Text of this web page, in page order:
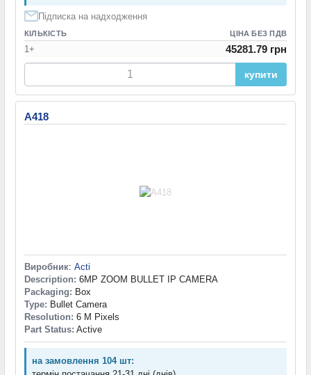
Підписка на надходження
КІЛЬКІСТЬ ЦІНА БЕЗ ПДВ
1+ 45281.79 грн
купити
A418
Виробник: Acti
Description: 6MP ZOOM BULLET IP CAMERA
Packaging: Box
Type: Bullet Camera
Resolution: 6 M Pixels
Part Status: Active
на замовлення 104 шт: